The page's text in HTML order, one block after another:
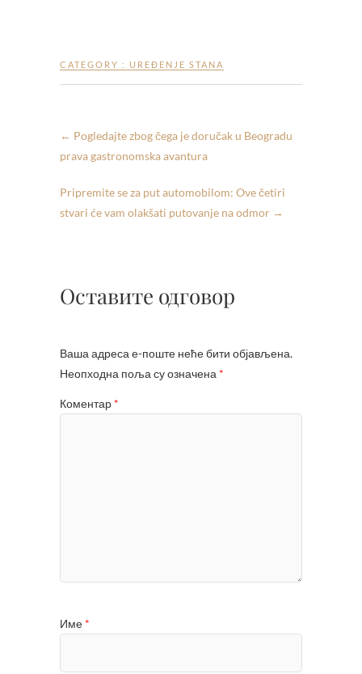
CATEGORY : UREĐENJE STANA
← Pogledajte zbog čega je doručak u Beogradu
prava gastronomska avantura
Pripremite se za put automobilom: Ove četiri
stvari će vam olakšati putovanje na odmor →
Оставите одговор
Ваша адреса е-поште неће бити објављена.
Неопходна поља су означена *
Коментар *
Име *